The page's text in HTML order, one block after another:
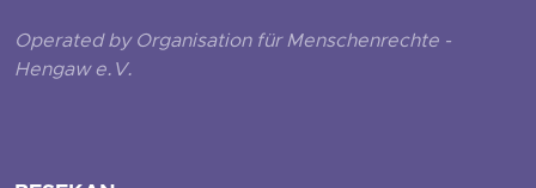
Operated by Organisation für Menschenrechte -
Hengaw e.V.